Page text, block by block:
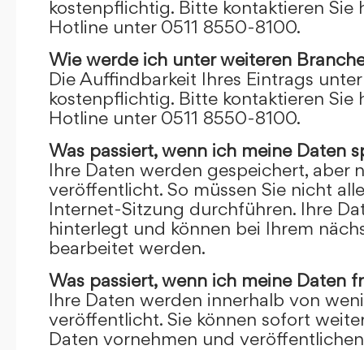
kostenpflichtig. Bitte kontaktieren Sie
Hotline unter 0511 8550-8100.
Wie werde ich unter weiteren
Die Auffindbarkeit Ihres Eintrags
kostenpflichtig. Bitte kontaktieren Sie
Hotline unter 0511 8550-8100.
Was passiert, wenn ich meine Daten
Ihre Daten werden gespeichert, aber
veröffentlicht. So müssen Sie nicht
Internet-Sitzung durchführen. Ihre
hinterlegt und können bei Ihrem
bearbeitet werden.
Was passiert, wenn ich meine Daten
Ihre Daten werden innerhalb von
veröffentlicht. Sie können sofort
Daten vornehmen und